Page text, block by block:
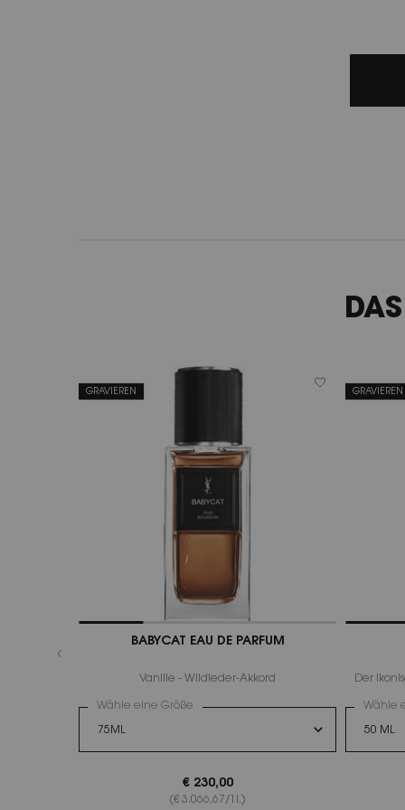
GRAVIEREN
BABYCAT EAU DE PARFUM
Vanille - Wildleder-Akkord
Wähle eine Größe
€ 230,00
(€ 3.066,67/1l.)
GRAVIEREN
Der
Wähle